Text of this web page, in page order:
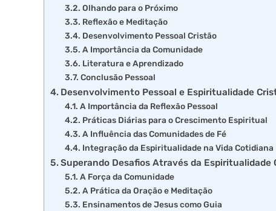
Olhando para o Próximo
Reflexão e Meditação
Desenvolvimento Pessoal Cristão
A Importância da Comunidade
Literatura e Aprendizado
Conclusão Pessoal
Desenvolvimento Pessoal e Espiritualidade
A Importância da Reflexão Pessoal
Práticas Diárias para o Crescimento Espiritual
A Influência das Comunidades de Fé
Integração da Espiritualidade na Vida Cotidiana
Superando Desafios Através da Espiritualidade
A Força da Comunidade
A Prática da Oração e Meditação
Ensinamentos de Jesus como Guia